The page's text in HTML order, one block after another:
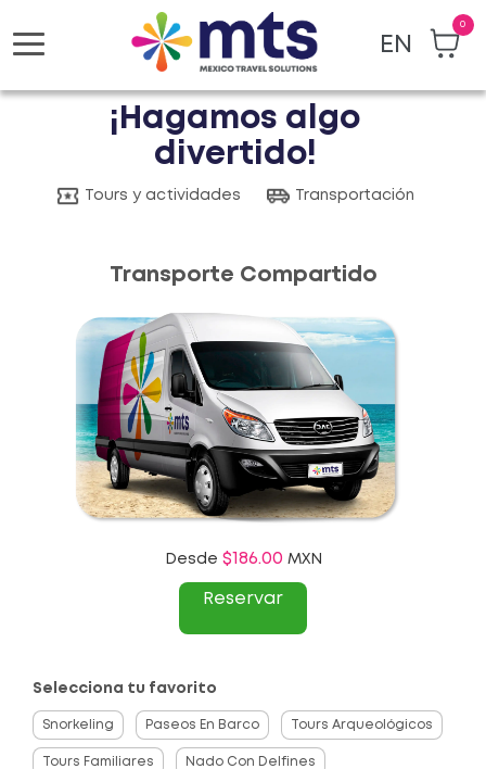
Toggle
EN
0
¡Hagamos algo
divertido!
Tours y actividades Transportación
Transporte Compartido
Desde $186.00 MXN
Reservar
Selecciona tu favorito
Snorkeling Paseos En Barco Tours Arqueológicos
Tours Familiares Nado Con Delfines